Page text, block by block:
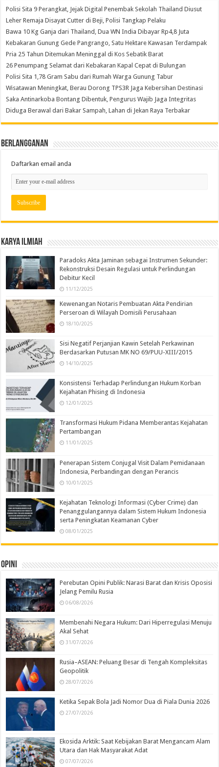
Polisi Sita 9 Perangkat, Jejak Digital Penembak Sekolah Thailand Diusut
Leher Remaja Disayat Cutter di Beji, Polisi Tangkap Pelaku
Bawa 10 Kg Ganja dari Thailand, Dua WN India Dibayar Rp4,8 Juta
Kebakaran Gunung Gede Pangrango, Satu Hektare Kawasan Terdampak
Pria 25 Tahun Ditemukan Meninggal di Kos Sebatik Barat
26 Penumpang Selamat dari Kebakaran Kapal Cepat di Bulungan
Polisi Sita 1,78 Gram Sabu dari Rumah Warga Gunung Tabur
Wisatawan Meningkat, Berau Dorong TPS3R Jaga Kebersihan Destinasi
Saka Antinarkoba Bontang Dibentuk, Pengurus Wajib Jaga Integritas
Diduga Berawal dari Bakar Sampah, Lahan di Jekan Raya Terbakar
Berlangganan
Daftarkan email anda
Karya Ilmiah
Paradoks Akta Jaminan sebagai Instrumen Sekunder:
Rekonstruksi Desain Regulasi untuk Perlindungan
Debitur Kecil
11/12/2025
Kewenangan Notaris Pembuatan Akta Pendirian
Perseroan di Wilayah Domisili Perusahaan
18/10/2025
Sisi Negatif Perjanjian Kawin Setelah Perkawinan
Berdasarkan Putusan MK NO 69/PUU-XIII/2015
14/10/2025
Konsistensi Terhadap Perlindungan Hukum Korban
Kejahatan Phising di Indonesia
12/01/2025
Transformasi Hukum Pidana Memberantas Kejahatan
Pertambangan
11/01/2025
Penerapan Sistem Conjugal Visit Dalam Pemidanaan
Indonesia, Perbandingan dengan Perancis
10/01/2025
Kejahatan Teknologi Informasi (Cyber Crime) dan
Penanggulangannya dalam Sistem Hukum Indonesia
serta Peningkatan Keamanan Cyber
08/01/2025
Opini
Perebutan Opini Publik: Narasi Barat dan Krisis Oposisi
Jelang Pemilu Rusia
06/08/2026
Membenahi Negara Hukum: Dari Hiperregulasi Menuju
Akal Sehat
31/07/2026
Rusia–ASEAN: Peluang Besar di Tengah Kompleksitas
Geopolitik
28/07/2026
Ketika Sepak Bola Jadi Nomor Dua di Piala Dunia 2026
27/07/2026
Ekosida Arktik: Saat Kebijakan Barat Mengancam Alam
Utara dan Hak Masyarakat Adat
07/07/2026